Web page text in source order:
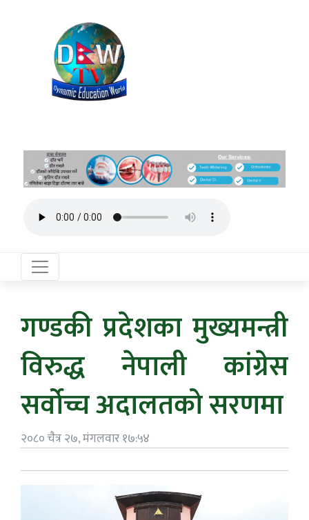
गण्डकी प्रदेशका मुख्यमन्त्री
विरुद्ध नेपाली कांग्रेस
सर्वोच्च अदालतको सरणमा
२०८० चैत्र २७, मंगलवार १७:५४